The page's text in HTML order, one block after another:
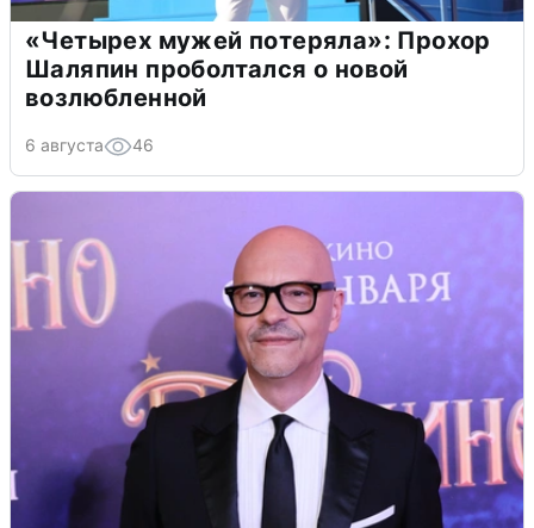
«Четырех мужей потеряла»: Прохор
Шаляпин проболтался о новой
возлюбленной
6 августа 46